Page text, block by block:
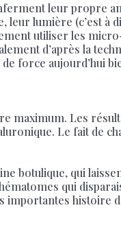
leur propre
leur lumière (c’est
utiliser les
d’après la
force aujourd’hui
maximum. Les
Le fait de
botulique, qui
qui
importantes histoire